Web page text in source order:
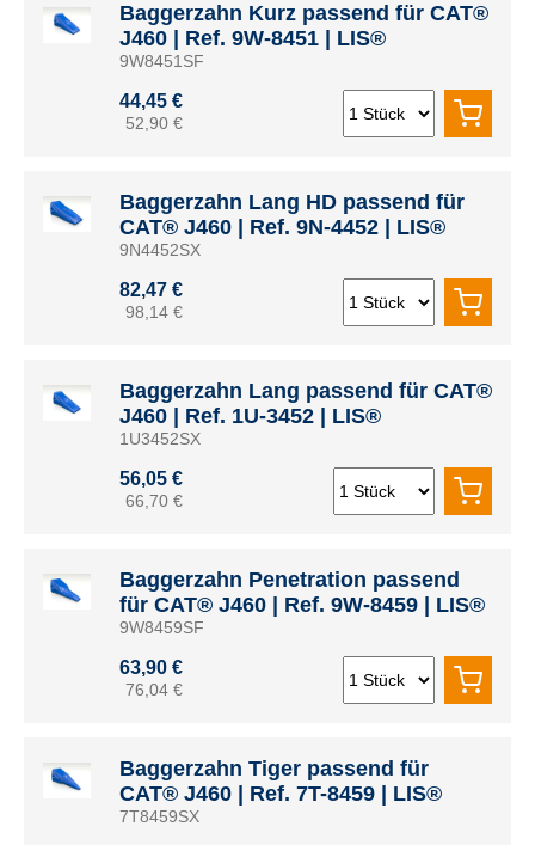
Baggerzahn Kurz passend für CAT®
J460 | Ref. 9W-8451 | LIS®
9W8451SF
44,45 €
52,90 €
Baggerzahn Lang HD passend für
CAT® J460 | Ref. 9N-4452 | LIS®
9N4452SX
82,47 €
98,14 €
Baggerzahn Lang passend für CAT®
J460 | Ref. 1U-3452 | LIS®
1U3452SX
56,05 €
66,70 €
Baggerzahn Penetration passend
für CAT® J460 | Ref. 9W-8459 | LIS®
9W8459SF
63,90 €
76,04 €
Baggerzahn Tiger passend für
CAT® J460 | Ref. 7T-8459 | LIS®
7T8459SX